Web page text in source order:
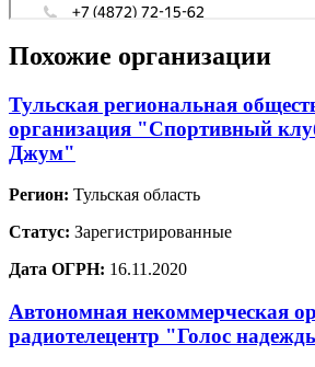
Похожие организации
Тульская региональная
организация "Спортивный
Джум"
Регион: Тульская область
Статус: Зарегистрированные
Дата ОГРН: 16.11.2020
Автономная некоммерческая
радиотелецентр "Голос